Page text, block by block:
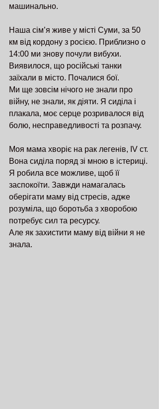
машинально.
Наша сім’я живе у місті Суми, за 50
км від кордону з росією. Приблизно о
14:00 ми знову почули вибухи.
Виявилося, що російські танки
заїхали в місто. Почалися бої.
Ми ще зовсім нічого не знали про
війну, не знали, як діяти. Я сиділа і
плакала, моє серце розривалося від
болю, несправедливості та розпачу.
Моя мама хворіє на рак легенів, IV ст.
Вона сиділа поряд зі мною в істериці.
Я робила все можливе, щоб її
заспокоїти. Завжди намагалась
оберігати маму від стресів, адже
розуміла, що боротьба з хворобою
потребує сил та ресурсу.
Але як захистити маму від війни я не
знала.